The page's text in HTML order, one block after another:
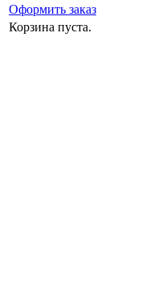
Оформить заказ
Корзина пуста.